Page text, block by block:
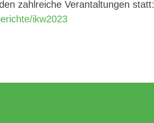
zahlreiche Verantaltungen statt:
ikw2023